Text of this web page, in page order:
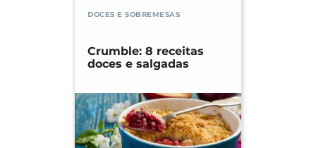
DOCES E SOBREMESAS
Crumble: 8 receitas
doces e salgadas